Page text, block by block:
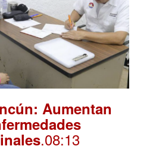
Aumentan
.08:13